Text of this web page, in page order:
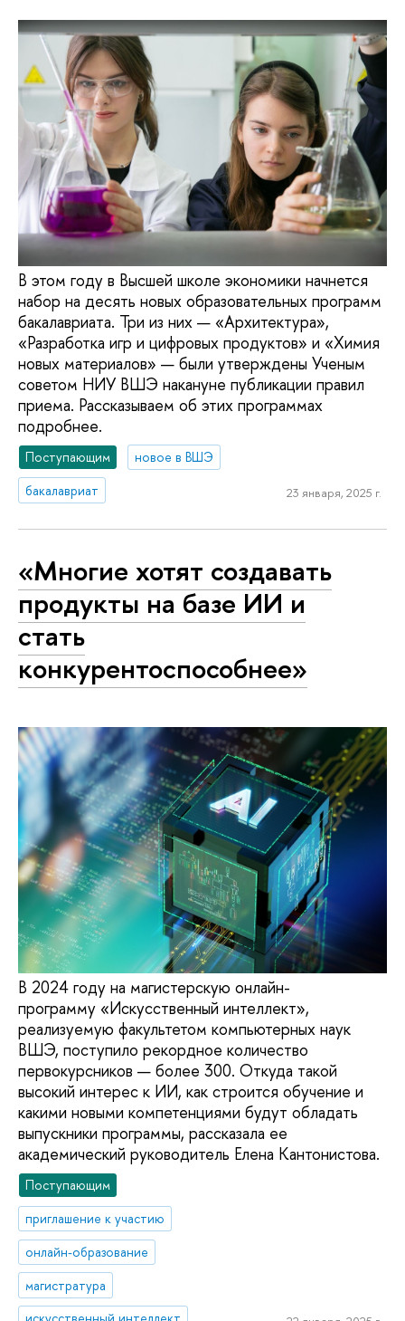
В этом году в Высшей школе экономики начнется
набор на десять новых образовательных программ
бакалавриата. Три из них — «Архитектура»,
«Разработка игр и цифровых продуктов» и «Химия
новых материалов» — были утверждены Ученым
советом НИУ ВШЭ накануне публикации правил
приема. Рассказываем об этих программах
подробнее.
Поступающим
новое в ВШЭ
бакалавриат
23 января, 2025 г.
«Многие хотят создавать
продукты на базе ИИ и
стать
конкурентоспособнее»
В 2024 году на магистерскую онлайн-
программу «Искусственный интеллект»,
реализуемую факультетом компьютерных наук
ВШЭ, поступило рекордное количество
первокурсников — более 300. Откуда такой
высокий интерес к ИИ, как строится обучение и
какими новыми компетенциями будут обладать
выпускники программы, рассказала ее
академический руководитель Елена Кантонистова.
Поступающим
приглашение к участию
онлайн-образование
магистратура